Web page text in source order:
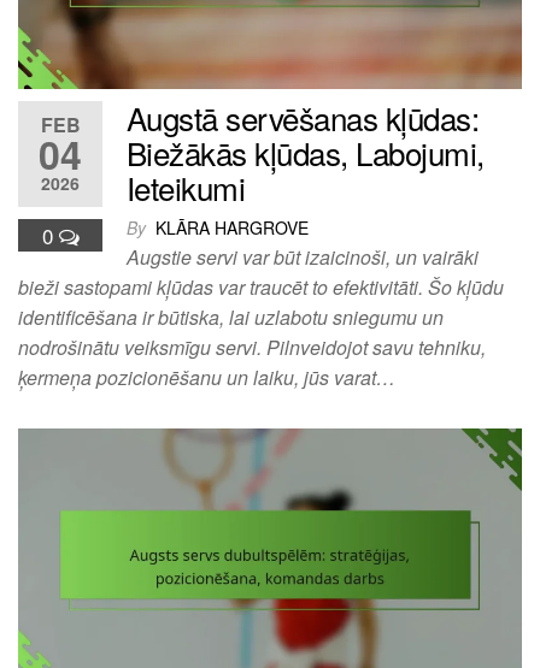
FEB
04
2026
0
Augstā servēšanas kļūdas:
Biežākās kļūdas, Labojumi,
Ieteikumi
By KLĀRA HARGROVE
Augstie servi var būt izaicinoši, un vairāki
bieži sastopami kļūdas var traucēt to efektivitāti. Šo kļūdu
identificēšana ir būtiska, lai uzlabotu sniegumu un
nodrošinātu veiksmīgu servi. Pilnveidojot savu tehniku,
ķermeņa pozicionēšanu un laiku, jūs varat…